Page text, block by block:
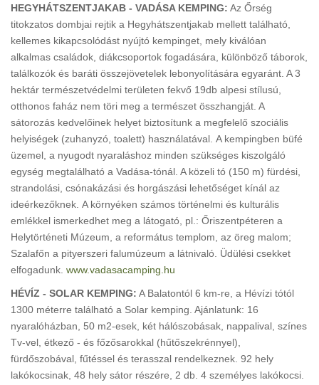
HEGYHÁTSZENTJAKAB - VADÁSA KEMPING: Az Őrség
titokzatos dombjai rejtik a Hegyhátszentjakab mellett található,
kellemes kikapcsolódást nyújtó kempinget, mely kiválóan
alkalmas családok, diákcsoportok fogadására, különböző táborok,
találkozók és baráti összejövetelek lebonyolítására egyaránt. A 3
hektár természetvédelmi területen fekvő 19db alpesi stílusú,
otthonos faház nem töri meg a természet összhangját. A
sátorozás kedvelőinek helyet biztosítunk a megfelelő szociális
helyiségek (zuhanyzó, toalett) használatával. A kempingben büfé
üzemel, a nyugodt nyaraláshoz minden szükséges kiszolgáló
egység megtalálható a Vadása-tónál. A közeli tó (150 m) fürdési,
strandolási, csónakázási és horgászási lehetőséget kínál az
ideérkezőknek. A környéken számos történelmi és kulturális
emlékkel ismerkedhet meg a látogató, pl.: Őriszentpéteren a
Helytörténeti Múzeum, a református templom, az öreg malom;
Szalafőn a pityerszeri falumúzeum a látnivaló. Üdülési csekket
elfogadunk. www.vadasacamping.hu
HÉVÍZ - SOLAR KEMPING: A Balatontól 6 km-re, a Hévízi tótól
1300 méterre található a Solar kemping. Ajánlatunk: 16
nyaralóházban, 50 m2-esek, két hálószobásak, nappalival, színes
Tv-vel, étkező - és főzősarokkal (hűtőszekrénnyel),
fürdőszobával, fűtéssel és terasszal rendelkeznek. 92 hely
lakókocsinak, 48 hely sátor részére, 2 db. 4 személyes lakókocsi.